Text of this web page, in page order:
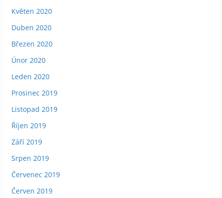
Květen 2020
Duben 2020
Březen 2020
Únor 2020
Leden 2020
Prosinec 2019
Listopad 2019
Říjen 2019
Září 2019
Srpen 2019
Červenec 2019
Červen 2019